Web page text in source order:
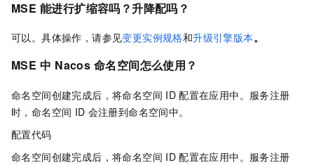
MSE 能进行扩缩容吗？升降配吗？
可以。具体操作，请参见变更实例规格和升级引擎版本。
MSE 中 Nacos 命名空间怎么使用？
命名空间创建完成后，将命名空间 ID 配置在应用中。服务注册
时，命名空间 ID 会注册到命名空间中。
配置代码
命名空间创建完成后，将命名空间 ID 配置在应用中。服务注册